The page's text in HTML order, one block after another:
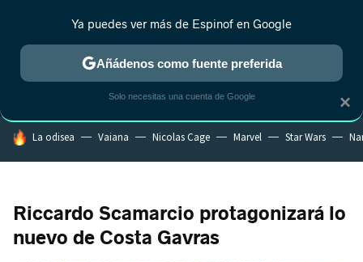
MENÚ NUEVO
ESTRENOS REALITY ANIME RANKINGS CINE
HOY SE HABLA DE
La odisea Vaiana Nicolas Cage Marvel Star Wars
Riccardo Scamarcio protagonizará lo
nuevo de Costa Gavras
×
Ya puedes ver más de Espinof en Google
Añádenos como fuente preferida
Solo necesitas una cuenta de Google